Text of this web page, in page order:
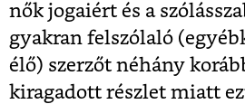
nők jogaiért és a
gyakran felszólaló
élő) szerzőt néhány
kiragadott részlet miatt